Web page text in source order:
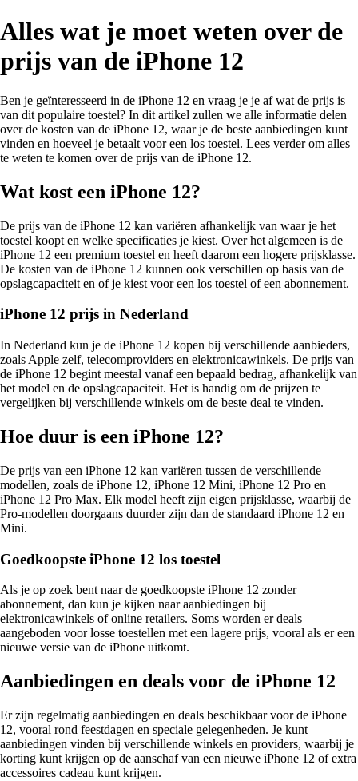
Alles wat je moet weten over de
prijs van de iPhone 12
Ben je geïnteresseerd in de iPhone 12 en vraag je je af wat de prijs is
van dit populaire toestel? In dit artikel zullen we alle informatie delen
over de kosten van de iPhone 12, waar je de beste aanbiedingen kunt
vinden en hoeveel je betaalt voor een los toestel. Lees verder om alles
te weten te komen over de prijs van de iPhone 12.
Wat kost een iPhone 12?
De prijs van de iPhone 12 kan variëren afhankelijk van waar je het
toestel koopt en welke specificaties je kiest. Over het algemeen is de
iPhone 12 een premium toestel en heeft daarom een hogere prijsklasse.
De kosten van de iPhone 12 kunnen ook verschillen op basis van de
opslagcapaciteit en of je kiest voor een los toestel of een abonnement.
iPhone 12 prijs in Nederland
In Nederland kun je de iPhone 12 kopen bij verschillende aanbieders,
zoals Apple zelf, telecomproviders en elektronicawinkels. De prijs van
de iPhone 12 begint meestal vanaf een bepaald bedrag, afhankelijk van
het model en de opslagcapaciteit. Het is handig om de prijzen te
vergelijken bij verschillende winkels om de beste deal te vinden.
Hoe duur is een iPhone 12?
De prijs van een iPhone 12 kan variëren tussen de verschillende
modellen, zoals de iPhone 12, iPhone 12 Mini, iPhone 12 Pro en
iPhone 12 Pro Max. Elk model heeft zijn eigen prijsklasse, waarbij de
Pro-modellen doorgaans duurder zijn dan de standaard iPhone 12 en
Mini.
Goedkoopste iPhone 12 los toestel
Als je op zoek bent naar de goedkoopste iPhone 12 zonder
abonnement, dan kun je kijken naar aanbiedingen bij
elektronicawinkels of online retailers. Soms worden er deals
aangeboden voor losse toestellen met een lagere prijs, vooral als er een
nieuwe versie van de iPhone uitkomt.
Aanbiedingen en deals voor de iPhone 12
Er zijn regelmatig aanbiedingen en deals beschikbaar voor de iPhone
12, vooral rond feestdagen en speciale gelegenheden. Je kunt
aanbiedingen vinden bij verschillende winkels en providers, waarbij je
korting kunt krijgen op de aanschaf van een nieuwe iPhone 12 of extra
accessoires cadeau kunt krijgen.